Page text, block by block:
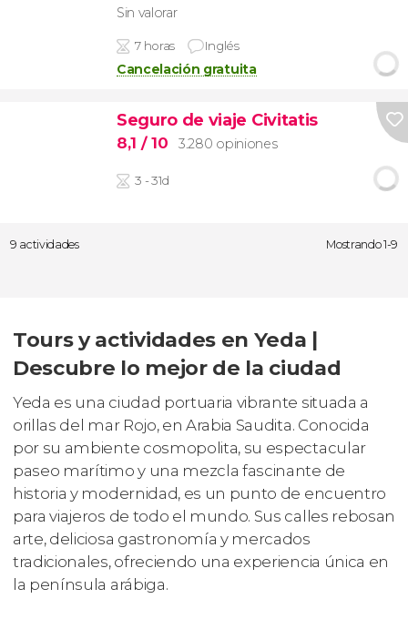
Sin valorar
7 horas Inglés
Cancelación gratuita
Seguro de viaje Civitatis
8,1 / 10 3.280 opiniones
3 - 31d
9 actividades Mostrando 1-9
Tours y actividades en Yeda |
Descubre lo mejor de la ciudad
Yeda es una ciudad portuaria vibrante situada a
orillas del mar Rojo, en Arabia Saudita. Conocida
por su ambiente cosmopolita, su espectacular
paseo marítimo y una mezcla fascinante de
historia y modernidad, es un punto de encuentro
para viajeros de todo el mundo. Sus calles rebosan
arte, deliciosa gastronomía y mercados
tradicionales, ofreciendo una experiencia única en
la península arábiga.